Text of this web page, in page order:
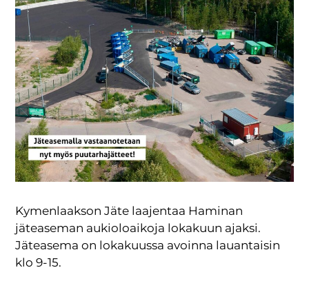
Kymenlaakson Jäte laajentaa Haminan
jäteaseman aukioloaikoja lokakuun ajaksi.
Jäteasema on lokakuussa avoinna lauantaisin
klo 9-15.